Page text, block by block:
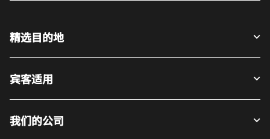
精选目的地
宾客适用
我们的公司